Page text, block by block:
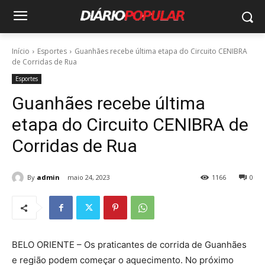
Início Esportes
Guanhães recebe última etapa do Circuito CENIBRA
de Corridas de Rua
Esportes
Guanhães recebe última
etapa do Circuito CENIBRA de
Corridas de Rua
By admin maio 24, 2023 0
1166
BELO ORIENTE – Os praticantes de corrida de Guanhães
e região podem começar o aquecimento. No próximo